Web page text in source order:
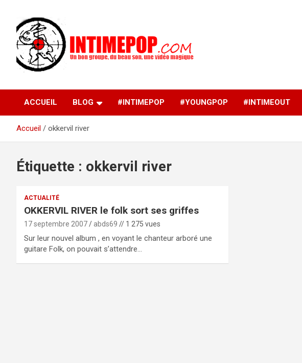
contenu
intimepop.com
musiques actuelles pop rock, post-rock, indé sur Lyon. rock pop
concert lyon
ACCUEIL BLOG #INTIMEPOP #YOUNGPOP #INTIMEOUT
Accueil okkervil river
Étiquette : okkervil river
ACTUALITÉ
OKKERVIL RIVER le folk sort ses griffes
17 septembre 2007 abds69 // 1 275 vues
Sur leur nouvel album , en voyant le chanteur arboré une
guitare Folk, on pouvait s’attendre…